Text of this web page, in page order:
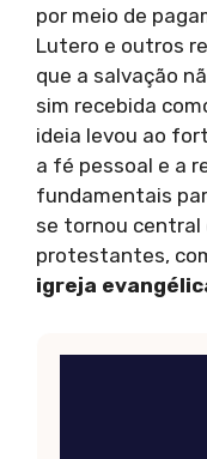
por meio de
Lutero e outros
que a salvação
sim recebida
ideia levou ao
a fé pessoal e a
fundamentais
se tornou central
protestantes,
igreja